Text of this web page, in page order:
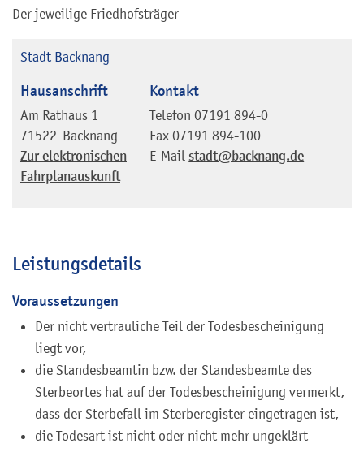
Der jeweilige Friedhofsträger
Stadt Backnang
Hausanschrift
Am Rathaus 1
71522 Backnang
Zur elektronischen
Fahrplanauskunft
Kontakt
Telefon 07191 894-0
Fax 07191 894-100
E-Mail stadt@backnang.de
Leistungsdetails
Voraussetzungen
Der nicht vertrauliche Teil der Todesbescheinigung
liegt vor,
die Standesbeamtin bzw. der Standesbeamte des
Sterbeortes hat auf der Todesbescheinigung vermerkt,
dass der Sterbefall im Sterberegister eingetragen ist,
die Todesart ist nicht oder nicht mehr ungeklärt